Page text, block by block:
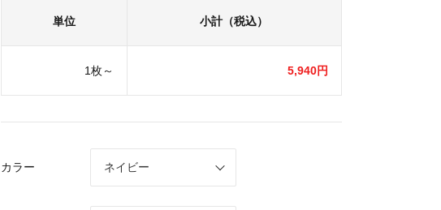
単位 小計（税込）
1枚～ 5,940円
カラー